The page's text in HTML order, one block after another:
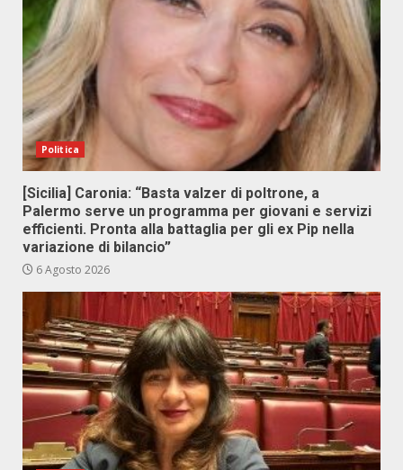
Politica
[Sicilia] Caronia: “Basta valzer di poltrone, a
Palermo serve un programma per giovani e servizi
efficienti. Pronta alla battaglia per gli ex Pip nella
variazione di bilancio”
6 Agosto 2026